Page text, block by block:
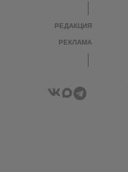
РЕДАКЦИЯ
РЕКЛАМА
РЕДАКЦИЯ
РЕКЛАМА